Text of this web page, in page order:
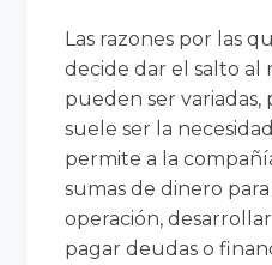
Las razones por las
decide dar el salto al
pueden ser variadas,
suele ser la
permite a la
sumas de dinero
operación,
pagar deudas o